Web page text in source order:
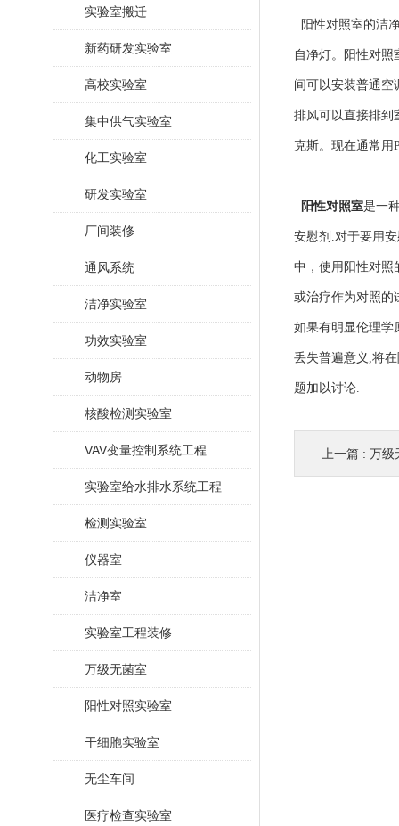
实验室搬迁
新药研发实验室
高校实验室
集中供气实验室
化工实验室
研发实验室
厂间装修
通风系统
洁净实验室
功效实验室
动物房
核酸检测实验室
VAV变量控制系统工程
实验室给水排水系统工程
检测实验室
仪器室
洁净室
实验室工程装修
万级无菌室
阳性对照实验室
干细胞实验室
无尘车间
医疗检查实验室
阳性对照室的洁
自净灯。阳性对
间可以安装普通空
排风可以直接排到
克斯。现在通常
阳性对照室是一
安慰剂.对于要用
中，使用阳性对照
或治疗作为对照的
如果有明显伦理学
丢失普遍意义,将
题加以讨论.
上一篇 : 万级